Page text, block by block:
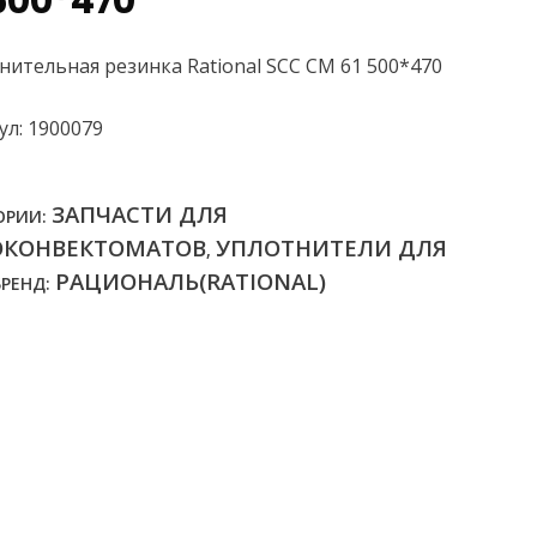
резинка Rational SCC CM 61 500*470
1900079
ЗАПЧАСТИ ДЛЯ
, УПЛОТНИТЕЛИ ДЛЯ
РАЦИОНАЛЬ(RATIONAL)